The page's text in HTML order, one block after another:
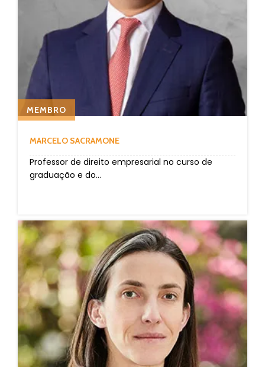
MEMBRO
MARCELO SACRAMONE
Professor de direito empresarial no curso de
graduação e do...